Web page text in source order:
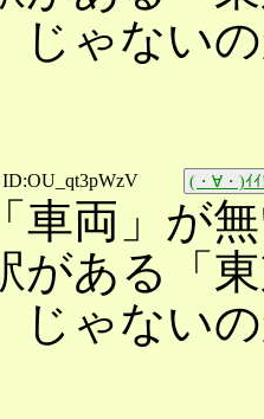
じゃない
ID:OU_qt3pWzV (・∀・)ｲ
車両」が
がある「
じゃない